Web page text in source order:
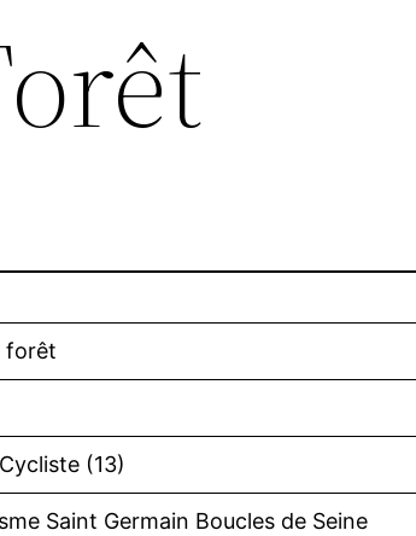
forêt
(13)
Saint Germain Boucles de Seine